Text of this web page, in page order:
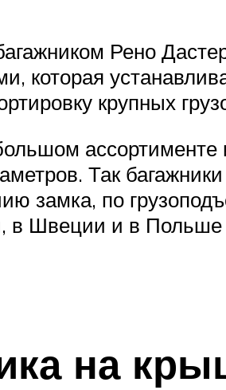
Рено
которая
крупных
ассортименте
Так
замка, по
в Швеции и в
на